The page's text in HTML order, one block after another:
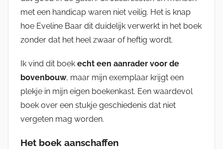
met een handicap waren niet veilig. Het is knap
hoe Eveline Baar dit duidelijk verwerkt in het boek
zonder dat het heel zwaar of heftig wordt.
Ik vind dit boek echt een aanrader voor de
bovenbouw, maar mijn exemplaar krijgt een
plekje in mijn eigen boekenkast. Een waardevol
boek over een stukje geschiedenis dat niet
vergeten mag worden.
Het boek aanschaffen